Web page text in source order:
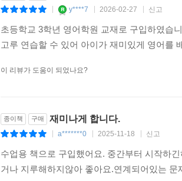
y****7 2026-02-27 신고
초등학교 3학년 영어학원 교재로 구입하였습
고루 연습할 수 있어 아이가 재미있게 영어를
이 리뷰가 도움이 되었나요?
종이책 구매 재미나게 합니다.
a*******0 2025-11-18 신고
수업용 책으로 구입했어요. 중간부터 시작하
거나 지루해하지않아 좋아요.연계되어있는